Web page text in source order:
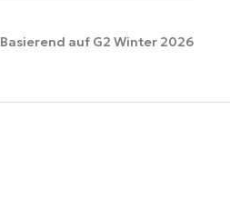
Basierend auf G2 Winter 2026